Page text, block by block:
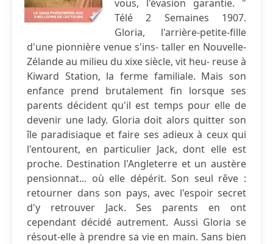
vous, l'évasion garantie. "
Télé 2 Semaines 1907.
Gloria, l'arrière-petite-fille
d'une pionnière venue s'ins- taller en Nouvelle-
Zélande au milieu du xixe siècle, vit heu- reuse à
Kiward Station, la ferme familiale. Mais son
enfance prend brutalement fin lorsque ses
parents décident qu'il est temps pour elle de
devenir une lady. Gloria doit alors quitter son
île paradisiaque et faire ses adieux à ceux qui
l'entourent, en particulier Jack, dont elle est
proche. Destination l'Angleterre et un austère
pensionnat... où elle dépérit. Son seul rêve :
retourner dans son pays, avec l'espoir secret
d'y retrouver Jack. Ses parents en ont
cependant décidé autrement. Aussi Gloria se
résout-elle à prendre sa vie en main. Sans bien